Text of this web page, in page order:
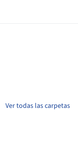
Ver todas las carpetas